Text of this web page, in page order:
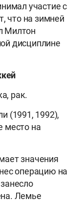
участие с
что на зимней
Милтон
дисциплине
рак.
(1991, 1992),
место на
значения
операцию на
Лемье